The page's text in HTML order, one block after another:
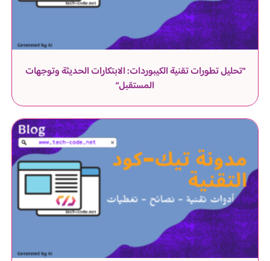
“تحليل تطورات تقنية الكيبوردات: الابتكارات الحديثة وتوجهات
المستقبل”